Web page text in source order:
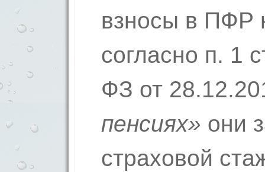
взносы в ПФР
согласно п. 1
ФЗ от
пенсиях» они
страховой